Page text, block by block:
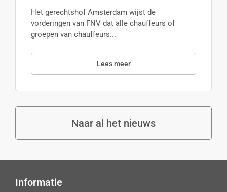
Het gerechtshof Amsterdam wijst de
vorderingen van FNV dat alle chauffeurs of
groepen van chauffeurs...
Lees meer
Naar al het nieuws
Informatie